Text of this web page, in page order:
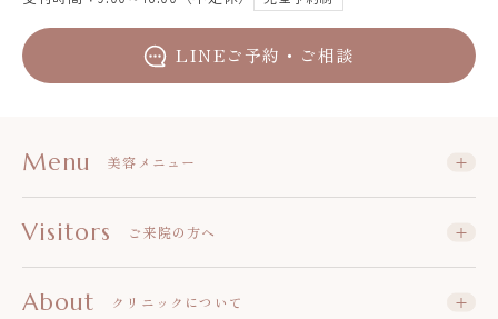
LINEご予約・ご相談
Menu 美容メニュー
Visitors ご来院の方へ
About クリニックについて